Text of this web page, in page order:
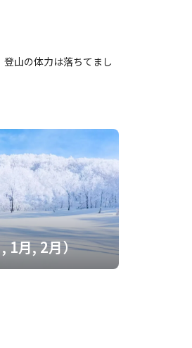
山の体力は落ちてまし
1月, 2月）